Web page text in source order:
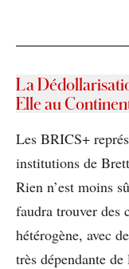
La
Elle au
Les BRICS+
institutions de
Rien n’est moins
faudra trouver des
hétérogène, avec
très dépendante